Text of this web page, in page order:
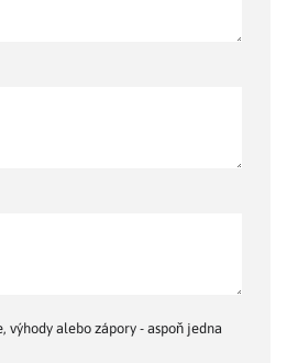
výhody alebo zápory - aspoň jedna